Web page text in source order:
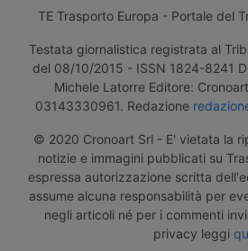
TE Trasporto Europa - Portale del
Testata giornalistica registrata al
del 08/10/2015 - ISSN 1824-8241
Michele Latorre Editore:
03143330961. Redazione
© 2020 Cronoart Srl - E' vietata la
notizie e immagini pubblicati su
espressa autorizzazione scritta
assume alcuna responsabilità per
negli articoli né per i commenti
privacy leggi